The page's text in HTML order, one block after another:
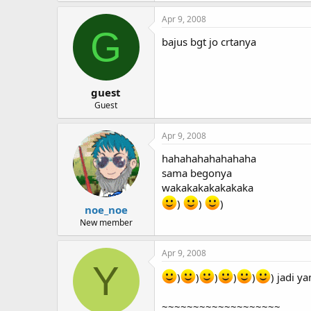
G
guest
Guest
Apr 9, 2008
bajus bgt jo crtanya
noe_noe
New member
Apr 9, 2008
hahahahahahahaha
sama begonya
wakakakakakakaka
)
) )
Y
Apr 9, 2008
) ) ) ) ) ) jadi
~~~~~~~~~~~~~~~~~~~